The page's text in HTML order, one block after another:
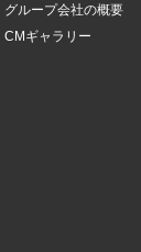
グループ会社の概要
CMギャラリー